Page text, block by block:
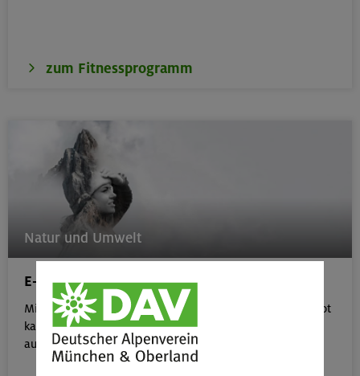
zum Fitnessprogramm
Natur und Umwelt
E-Learning-Plattform
Mit unserem kostenlosen, interaktiven E-Learning-Angebot
kannst du dein Wissen rund um Natur- & Umweltschutz
aufbauen.